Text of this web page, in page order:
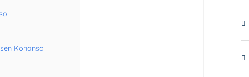
Konanso